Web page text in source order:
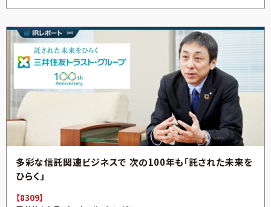
多彩な信託関連ビジネスで 次の100年も「託された未来を
ひらく」
【8309】